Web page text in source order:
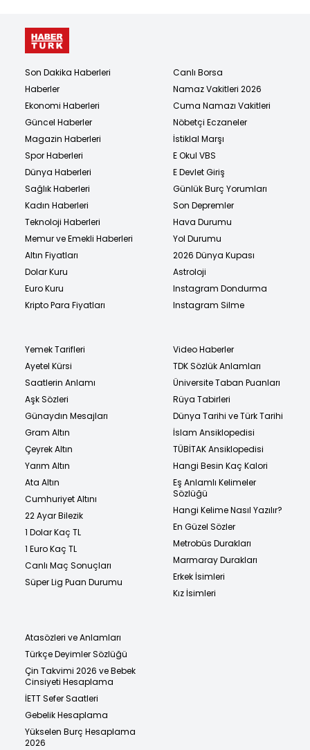
Son Dakika Haberleri
Haberler
Ekonomi Haberleri
Güncel Haberler
Magazin Haberleri
Spor Haberleri
Dünya Haberleri
Sağlık Haberleri
Kadın Haberleri
Teknoloji Haberleri
Memur ve Emekli Haberleri
Altın Fiyatları
Dolar Kuru
Euro Kuru
Kripto Para Fiyatları
Canlı Borsa
Namaz Vakitleri 2026
Cuma Namazı Vakitleri
Nöbetçi Eczaneler
İstiklal Marşı
E Okul VBS
E Devlet Giriş
Günlük Burç Yorumları
Son Depremler
Hava Durumu
Yol Durumu
2026 Dünya Kupası
Astroloji
Instagram Dondurma
Instagram Silme
Yemek Tarifleri
Ayetel Kürsi
Saatlerin Anlamı
Aşk Sözleri
Günaydın Mesajları
Gram Altın
Çeyrek Altın
Yarım Altın
Ata Altın
Cumhuriyet Altını
22 Ayar Bilezik
1 Dolar Kaç TL
1 Euro Kaç TL
Canlı Maç Sonuçları
Süper Lig Puan Durumu
Video Haberler
TDK Sözlük Anlamları
Üniversite Taban Puanları
Rüya Tabirleri
Dünya Tarihi ve Türk Tarihi
İslam Ansiklopedisi
TÜBİTAK Ansiklopedisi
Hangi Besin Kaç Kalori
Eş Anlamlı Kelimeler
Sözlüğü
Hangi Kelime Nasıl Yazılır?
En Güzel Sözler
Metrobüs Durakları
Marmaray Durakları
Erkek İsimleri
Kız İsimleri
Atasözleri ve Anlamları
Türkçe Deyimler Sözlüğü
Çin Takvimi 2026 ve Bebek
Cinsiyeti Hesaplama
İETT Sefer Saatleri
Gebelik Hesaplama
Yükselen Burç Hesaplama
2026